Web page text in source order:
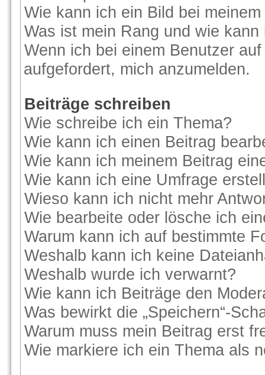
Wie kann ich ein Bild bei
Was ist mein Rang und wie
Wenn ich bei einem Benutzer
aufgefordert, mich anzumelden.
Beiträge schreiben
Wie schreibe ich ein Thema?
Wie kann ich einen Beitrag
Wie kann ich meinem Beitrag
Wie kann ich eine Umfrage
Wieso kann ich nicht mehr
Wie bearbeite oder lösche ich
Warum kann ich auf bestimmte
Weshalb kann ich keine
Weshalb wurde ich verwarnt?
Wie kann ich Beiträge den
Was bewirkt die „Speichern“-
Warum muss mein Beitrag erst
Wie markiere ich ein Thema als